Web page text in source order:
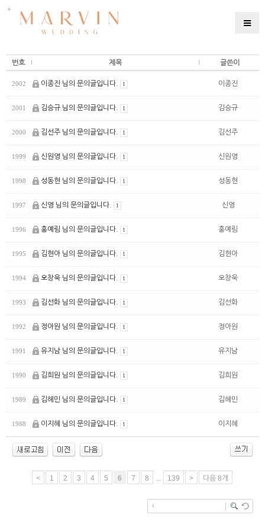
번호 제목 글쓴이
2002 이종진 님의 문의글입니다. 1 이종진
2001 김승규 님의 문의글입니다. 1 김승규
2000 김선주 님의 문의글입니다. 1 김선주
1999 신원영 님의 문의글입니다. 1 신원영
1998 성동현 님의 문의글입니다. 1 성동현
1997 신영 님의 문의글입니다. 1 신영
1996 홍예림 님의 문의글입니다. 1 홍예림
1995 김현아 님의 문의글입니다. 1 김현아
1994 오창욱 님의 문의글입니다. 1 오창욱
1993 김선화 님의 문의글입니다. 1 김선화
1992 정아원 님의 문의글입니다. 1 정아원
1991 유지남 님의 문의글입니다. 1 유지남
1990 김희원 님의 문의글입니다. 1 김희원
1989 김혜민 님의 문의글입니다. 1 김혜민
1988 이지혜 님의 문의글입니다. 1 이지혜
< 1 2 3 4 5 6 7 8 ... 139 > 다음 8개